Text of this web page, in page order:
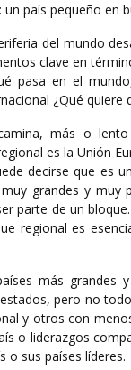
país pequeño en
del mundo
clave en
pasa en el
¿Qué quiere
más o
es la Unión
decirse que es
grandes y muy
parte de un
regional es
más grandes
pero no
y otros con
o liderazgos
o sus países líderes.